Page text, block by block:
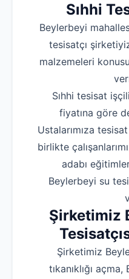
Sıhhi
Beylerbeyi
tesisatçı
malzemeleri
Sıhhi tesisat
fiyatına göre
Ustalarımıza
birlikte
adabı
Beylerbeyi su
Şirketimiz
Şirketimiz
tıkanıklığı